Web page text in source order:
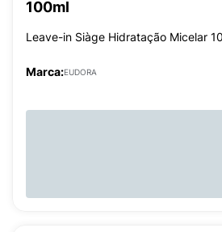
100ml
Leave-in Siàge Hidratação Micelar
Marca:EUDORA